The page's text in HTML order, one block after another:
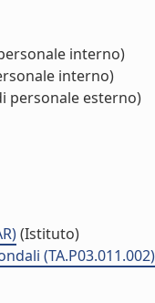
interno)
interno)
personale esterno)
(Istituto)
(TA.P03.011.002)